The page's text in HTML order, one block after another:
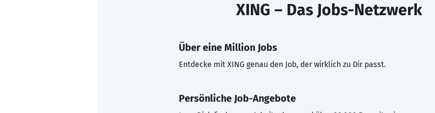
XING – Das Jobs-Netzwerk
Über eine Million Jobs
Entdecke mit XING genau den Job, der wirklich zu Dir passt.
Persönliche Job-Angebote